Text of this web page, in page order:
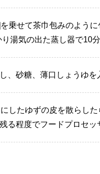
乗せて茶巾包みのよう
湯気の出た蒸し器で10分
、砂糖、薄口しょうゆを
したゆずの皮を散らした
る程度でフードプロセッ